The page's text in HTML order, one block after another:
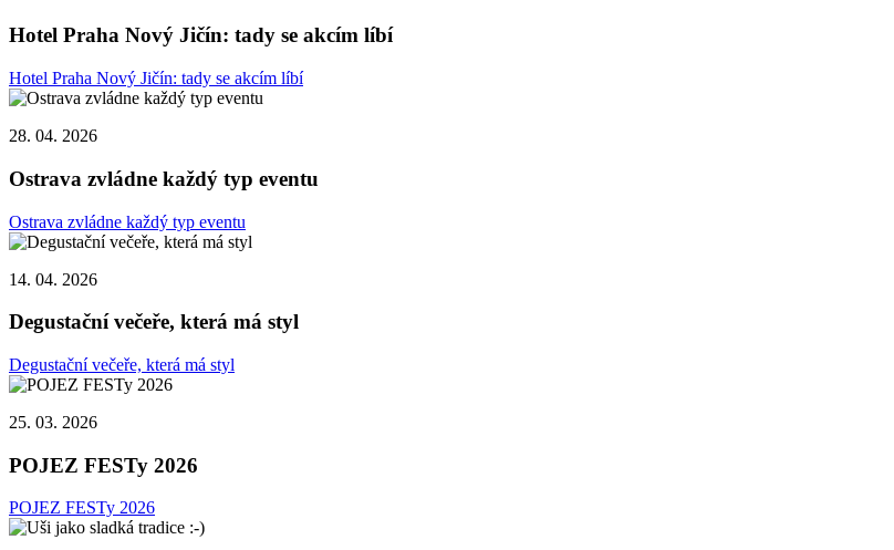
Hotel Praha Nový Jičín: tady se akcím líbí
Hotel Praha Nový Jičín: tady se akcím líbí
28. 04. 2026
Ostrava zvládne každý typ eventu
Ostrava zvládne každý typ eventu
14. 04. 2026
Degustační večeře, která má styl
Degustační večeře, která má styl
25. 03. 2026
POJEZ FESTy 2026
POJEZ FESTy 2026